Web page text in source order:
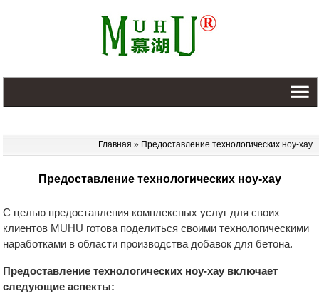
Главная» Предоставление технологических ноу-хау
Предоставление технологических ноу-хау
С целью предоставления комплексных услуг для своих
клиентов MUHU готова поделиться своими технологическими
наработками в области производства добавок для бетона.
Предоставление технологических ноу-хау включает
следующие аспекты: